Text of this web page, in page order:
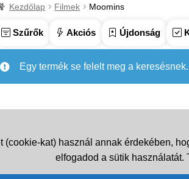
Kezdőlap Filmek Moomins
Szűrők Akciós Újdonság
Egy termék se felelt meg a keresésnek.
(cookie-kat) használ annak érdekében,
elfogadod a sütik használatát.